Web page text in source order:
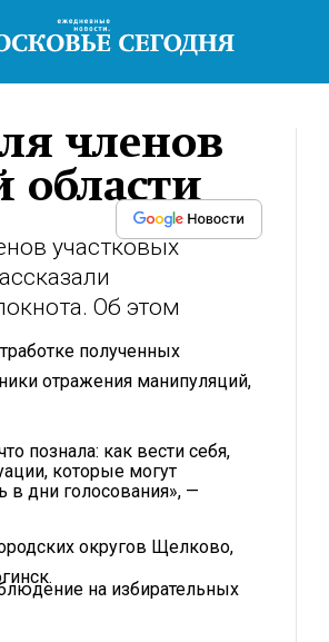
членов
участковых
Об этом
полученных
отражения манипуляций,
познала: как вести себя,
которые могут
в дни голосования», —
округов Щелково,
на избирательных